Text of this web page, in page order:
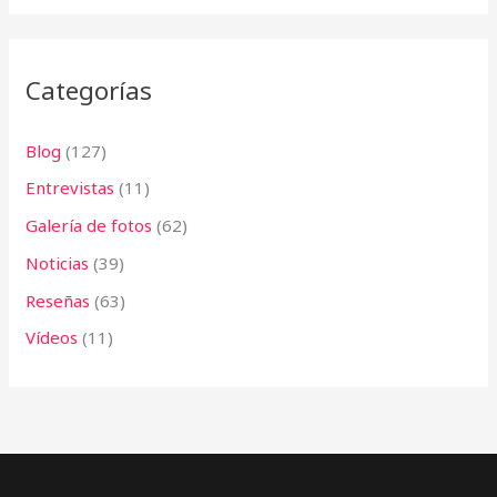
Categorías
Blog (127)
Entrevistas (11)
Galería de fotos (62)
Noticias (39)
Reseñas (63)
Vídeos (11)